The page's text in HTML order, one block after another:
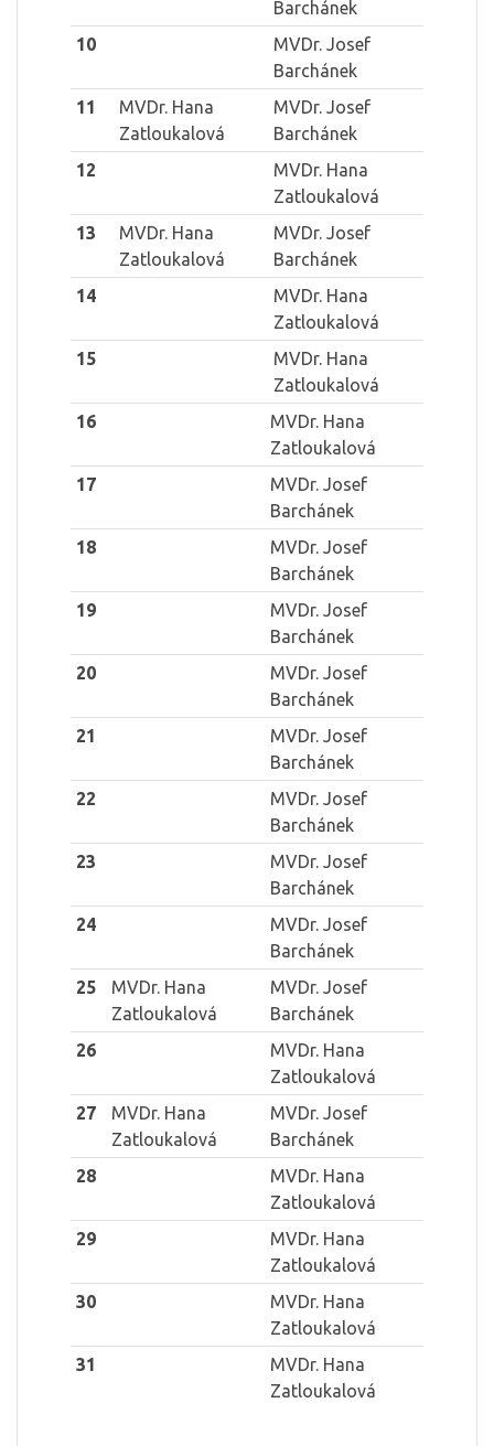
Barchánek
10
MVDr. Josef
Barchánek
11
MVDr. Hana
Zatloukalová
MVDr. Josef
Barchánek
12
MVDr. Hana
Zatloukalová
13
MVDr. Hana
Zatloukalová
MVDr. Josef
Barchánek
14
MVDr. Hana
Zatloukalová
15
MVDr. Hana
Zatloukalová
16
MVDr. Hana
Zatloukalová
17
MVDr. Josef
Barchánek
18
MVDr. Josef
Barchánek
19
MVDr. Josef
Barchánek
20
MVDr. Josef
Barchánek
21
MVDr. Josef
Barchánek
22
MVDr. Josef
Barchánek
23
MVDr. Josef
Barchánek
24
MVDr. Josef
Barchánek
25
MVDr. Hana
Zatloukalová
MVDr. Josef
Barchánek
26
MVDr. Hana
Zatloukalová
27
MVDr. Hana
Zatloukalová
MVDr. Josef
Barchánek
28
MVDr. Hana
Zatloukalová
29
MVDr. Hana
Zatloukalová
30
MVDr. Hana
Zatloukalová
31
MVDr. Hana
Zatloukalová